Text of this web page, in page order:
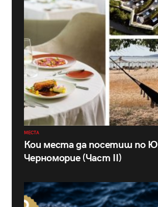
МЕСТА
Кои места да посетиш по
Черноморие (Част II)